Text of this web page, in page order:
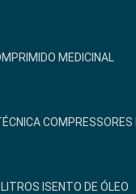
MEDICINAL
COMPRESSORES
ISENTO DE ÓLEO